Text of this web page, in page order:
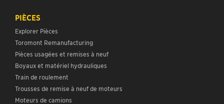
Toromont Remanufacturing
Pièces usagées et remises à neuf
Boyaux et matériel hydrauliques
Train de roulement
Trousses de remise à neuf de moteurs
Moteurs de camions
Outils d’attaque du sol
Produits d’entretien préventif